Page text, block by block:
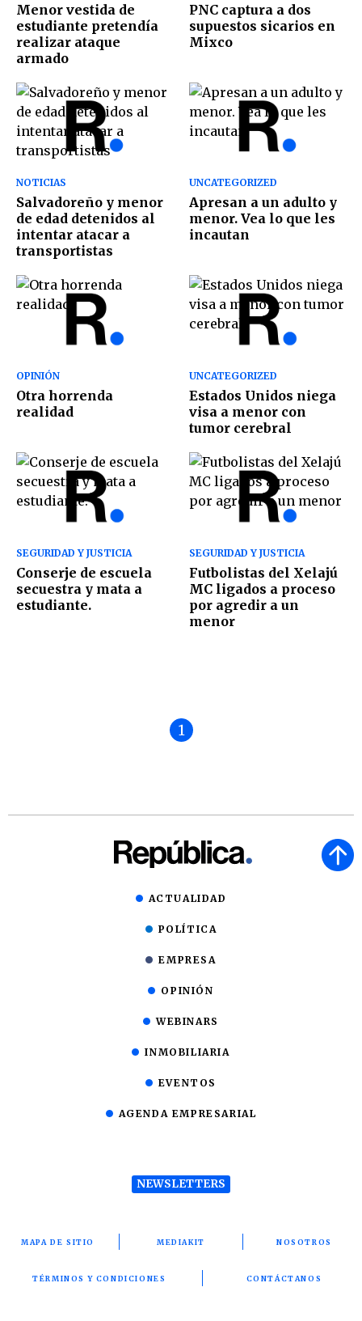
Menor vestida de
estudiante pretendía
realizar ataque
armado
PNC captura a dos
supuestos sicarios en
Mixco
NOTICIAS
Salvadoreño y menor
de edad detenidos al
intentar atacar a
transportistas
UNCATEGORIZED
Apresan a un adulto y
menor. Vea lo que les
incautan
OPINIÓN
Otra horrenda
realidad
UNCATEGORIZED
Estados Unidos niega
visa a menor con
tumor cerebral
SEGURIDAD Y JUSTICIA
Conserje de escuela
secuestra y mata a
estudiante.
SEGURIDAD Y JUSTICIA
Futbolistas del Xelajú
MC ligados a proceso
por agredir a un
menor
1
ACTUALIDAD
POLÍTICA
EMPRESA
OPINIÓN
WEBINARS
INMOBILIARIA
EVENTOS
AGENDA EMPRESARIAL
NEWSLETTERS
MAPA DE SITIO MEDIAKIT NOSOTROS
TÉRMINOS Y CONDICIONES CONTÁCTANOS